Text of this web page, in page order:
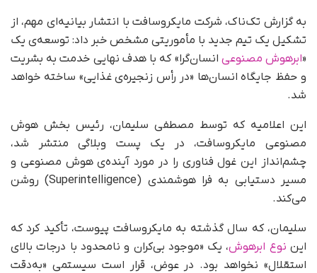
به گزارش تک‌ناک، شرکت مایکروسافت با انتشار بیانیه‌ای مهم، از
تشکیل یک تیم جدید با مأموریتی مشخص خبر داد: توسعه‌ی یک
«ابرهوش مصنوعی انسان‌گرا» که با هدف نهایی خدمت به بشریت
و حفظ جایگاه انسان‌ها «در رأس زنجیره‌ی غذایی» ساخته خواهد
شد.
این اعلامیه که توسط مصطفی سلیمان، رئیس بخش هوش
مصنوعی مایکروسافت، در یک پست وبلاگی منتشر شد،
چشم‌انداز این غول فناوری را در مورد آینده‌ی هوش مصنوعی و
مسیر دستیابی به فرا هوشمندی (Superintelligence) روشن
می‌کند.
سلیمان، که سال گذشته به مایکروسافت پیوست، تأکید کرد که
این نوع ابرهوش، یک «موجود بی‌کران و نامحدود با درجات بالای
استقلال» نخواهد بود. در عوض، قرار است سیستمی «به‌دقت